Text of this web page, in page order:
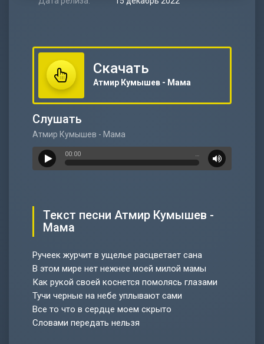
Скачать
Атмир Кумышев - Мама
Слушать
Атмир Кумышев - Мама
00:00 …
Текст песни Атмир Кумышев -
Мама
Ручеек журчит в ущелье расцветает сана
В этом мире нет нежнее моей милой мамы
Как рукой своей коснется помолясь глазами
Тучи черные на небе уплывают сами
Все то что в сердце моем скрыто
Словами передать нельзя